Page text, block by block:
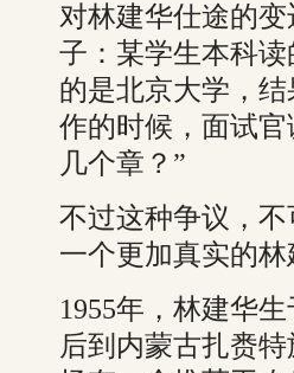
对林建华仕途的
子：某学生本科
的是北京大学，
作的时候，面试
几个章？”
不过这种争议，
一个更加真实的林
1955年，林建华
后到内蒙古扎赉